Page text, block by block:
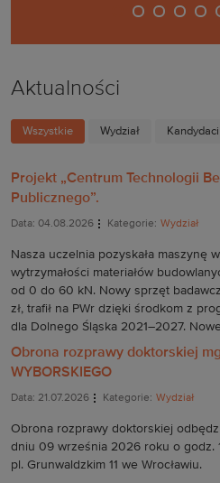
Aktualności
Wszystkie Wydział Kandydaci
Projekt „Centrum Technologii
Publicznego”.
Data: 04.08.2026 Kategorie: Wydział
Nasza uczelnia pozyskała maszynę
wytrzymałości materiałów
od 0 do 60 kN. Nowy sprzęt
zł, trafił na PWr dzięki środkom z
dla Dolnego Śląska 2021–2027. Nowe
Obrona rozprawy doktorskiej
WYBORSKIEGO
Data: 21.07.2026 Kategorie: Wydział
Obrona rozprawy doktorskiej
dniu 09 września 2026 roku o godz.
pl. Grunwaldzkim 11 we Wrocławiu.